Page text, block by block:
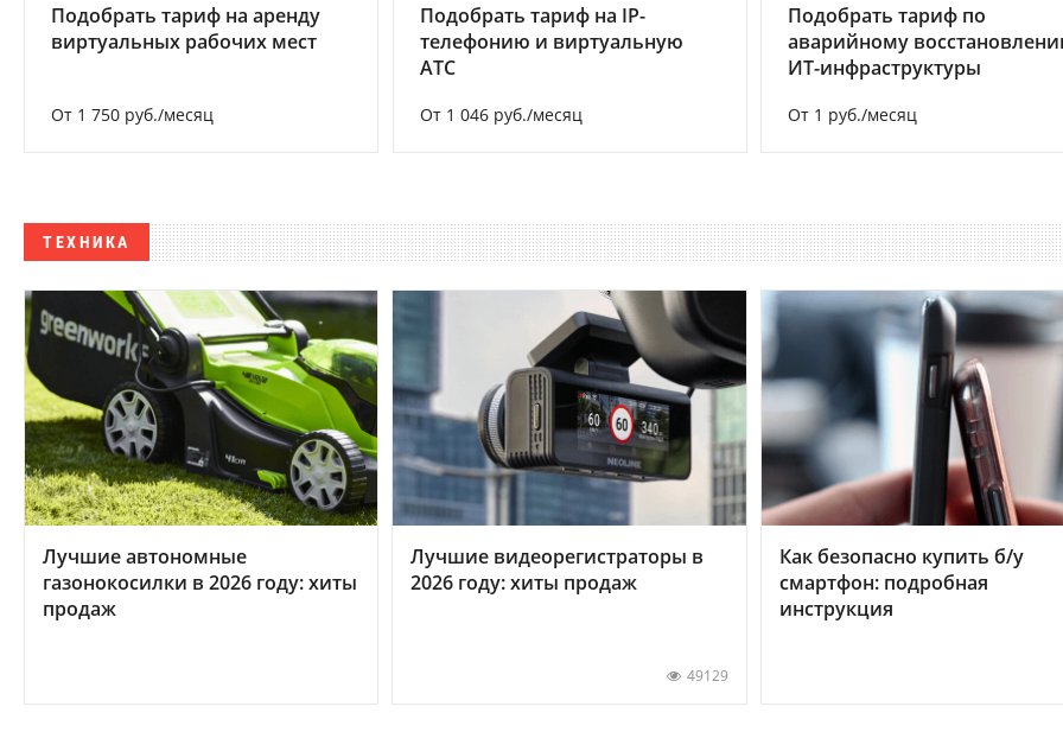
Подобрать тариф на аренду
виртуальных рабочих мест
От 1 750 руб./месяц
Подобрать тариф на IP-
телефонию и виртуальную
АТС
От 1 046 руб./месяц
Подобрать тариф по
аварийному
ИТ-инфраструктуры
От 1 руб./месяц
ТЕХНИКА
Лучшие автономные
газонокосилки в 2026 году: хиты
продаж
Лучшие видеорегистраторы в
2026 году: хиты продаж
49129
Как безопасно купить б/у
смартфон: подробная
инструкция